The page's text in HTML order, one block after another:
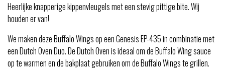
Heerlijke knapperige kippenvleugels met een stevig pittige bite. Wij
houden er van!
We maken deze Buffalo Wings op een Genesis EP-435 in combinatie met
een Dutch Oven Duo. De Dutch Oven is ideaal om de Buffalo Wing sauce
op te warmen en de bakplaat gebruiken om de Buffalo Wings te grillen.